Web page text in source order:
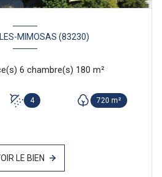
MIMOSAS (83230)
Maison 7 pièce(s) 6 chambre(s) 180 m²
4 720 m²
LE BIEN